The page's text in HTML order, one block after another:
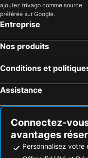
ajoutez trivago comme source
préférée sur Google.
Entreprise
Nos produits
Conditions et
Assistance
Connectez-
avantages
Personnalisez votre